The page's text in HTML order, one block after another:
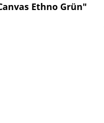
Ethno Grün"